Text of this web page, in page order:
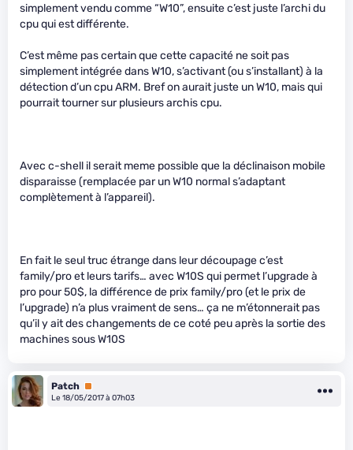
simplement vendu comme “W10”, ensuite c’est juste l’archi du
cpu qui est différente.
C’est même pas certain que cette capacité ne soit pas
simplement intégrée dans W10, s’activant (ou s’installant) à la
détection d’un cpu ARM. Bref on aurait juste un W10, mais qui
pourrait tourner sur plusieurs archis cpu.
Avec c-shell il serait meme possible que la déclinaison mobile
disparaisse (remplacée par un W10 normal s’adaptant
complètement à l’appareil).
En fait le seul truc étrange dans leur découpage c’est
family/pro et leurs tarifs… avec W10S qui permet l’upgrade à
pro pour 50$, la différence de prix family/pro (et le prix de
l’upgrade) n’a plus vraiment de sens… ça ne m’étonnerait pas
qu’il y ait des changements de ce coté peu après la sortie des
machines sous W10S
Patch Premium
Le 18/05/2017 à 07h03